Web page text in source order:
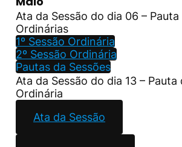
Ata da Sessão do dia 06 – Pauta
Ordinárias
1º Sessão Ordinária
2º Sessão Ordinária
Pautas da Sessões
Ata da Sessão do dia 13 – Pauta
Ordinária
Ata da Sessão